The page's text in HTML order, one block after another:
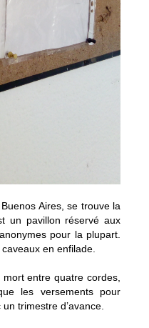
Aires, se trouve la
un pavillon réservé aux
pour la plupart.
en enfilade.
mort entre quatre cordes,
les versements pour
trimestre d’avance.